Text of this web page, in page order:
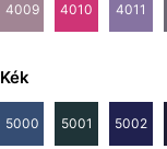
4009 4010 4011
Kék
5000 5001 5002